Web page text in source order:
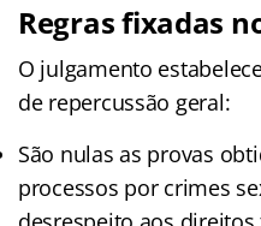
Regras fixadas
O julgamento
de repercussão geral:
São nulas as provas
processos por crimes